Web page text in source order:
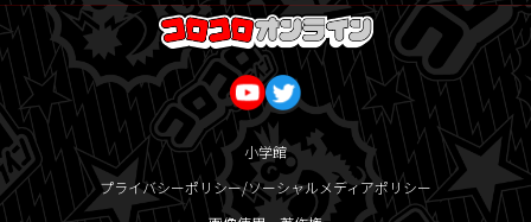
小学館
プライバシーポリシー/ソーシャルメディアポリシー